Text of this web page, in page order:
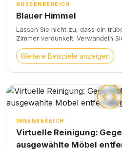
AUSSENBEREICH
Blauer Himmel
Lassen Sie nicht zu, dass ein
Zimmer verdunkelt. Verwandeln
Himmel, der die Atmosphäre des
Farben kommen stärker zur
lebendiger.
Weitere Beispiele anzeigen
INNENBEREICH
Virtuelle Reinigung:
ausgewählte Möbel